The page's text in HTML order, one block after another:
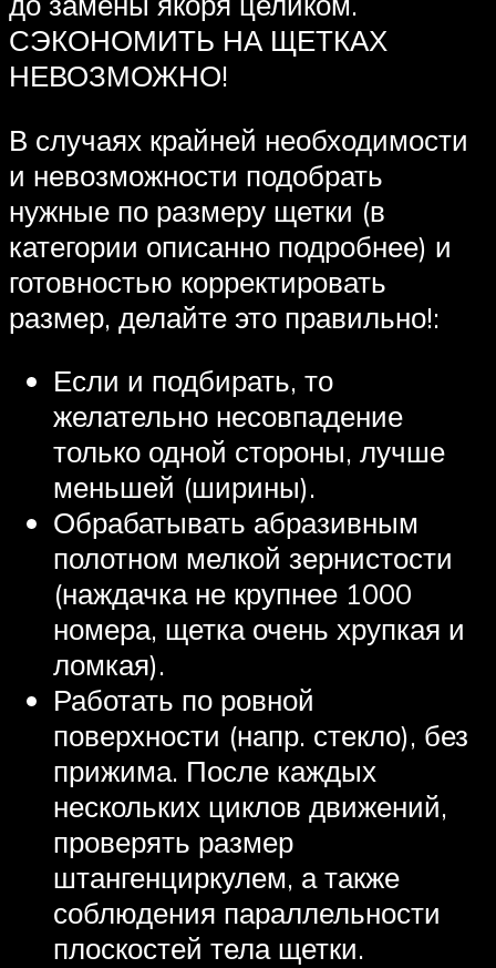
СЭКОНОМИТЬ НА ЩЕТКАХ
НЕВОЗМОЖНО!
В случаях крайней необходимости
и невозможности подобрать
нужные по размеру щетки (в
категории описанно подробнее) и
готовностью корректировать
размер, делайте это правильно!:
Если и подбирать, то
желательно несовпадение
только одной стороны, лучше
меньшей (ширины).
Обрабатывать абразивным
полотном мелкой зернистости
(наждачка не крупнее 1000
номера, щетка очень хрупкая и
ломкая).
Работать по ровной
поверхности (напр. стекло), без
прижима. После каждых
нескольких циклов движений,
проверять размер
штангенциркулем, а также
соблюдения параллельности
плоскостей тела щетки.